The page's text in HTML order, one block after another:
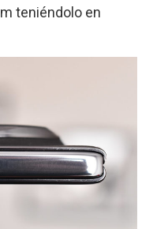
teniéndolo en